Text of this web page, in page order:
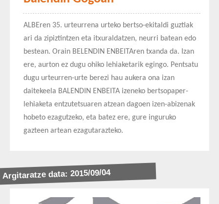
ALBEren 35. urteurrena urteko bertso-ekitaldi guztiak
ari da zipiztintzen eta itxuraldatzen, neurri batean edo
bestean. Orain BELENDIN ENBEITAren txanda da. Izan
ere, aurton ez dugu ohiko lehiaketarik egingo. Pentsatu
dugu urteurren-urte berezi hau aukera ona izan
daitekeela BALENDIN ENBEITA izeneko bertsopaper-
lehiaketa entzutetsuaren atzean dagoen izen-abizenak
hobeto ezagutzeko, eta batez ere, gure inguruko
gazteen artean ezagutarazteko.
Argitaratze data: 2015/09/04